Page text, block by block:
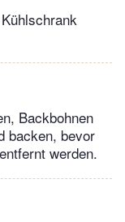
Backbohnen
backen, bevor
werden.